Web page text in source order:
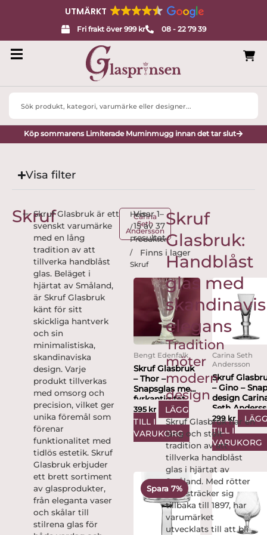
UTMÄRKT
Fri frakt över 999 kr 08 - 22 79 39
Search
Köp sommarens Limiterade Muminmugg innan det tar slut
Visa filter
SkrufSkruf Glasbruk är ett
svenskt varumärke
med en lång
tradition av att
tillverka handblåst
glas. Beläget i
hjärtat av Småland,
är Skruf Glasbruk
känt för sitt
skickliga hantverk
och sin
minimalistiska,
skandinaviska
design. Varje
produkt tillverkas
med omsorg och
precision, vilket ger
unika föremål som
förenar
funktionalitet med
tidlös estetik. Skruf
Glasbruk erbjuder
ett brett sortiment
av glasprodukter,
från eleganta vaser
och skålar till
stilrena glas för
Carina
Seth
Andersson
Hem
/
Produkter
/
Skruf
Visar 1–
15 av 37
resultat
Bengt Edenfalk
Skruf Glasbruk
– Thor –
Snapsglas med
fyrkantig fot
Design...
395 kr
LÄGG
TILL I
VARUKORG
Carina Seth
Andersson
Skruf
– Gino –
design
Seth
299 kr
TILL I
VARUKORG
Spara 7%
Det
ursprungliga
var:
700 kr.
Det
nuvarande
priset
är:
649 kr.
Skruf
Glasbruk:
Handblåst
glas med
elegans
Tradition
möter
modern
design
Skruf Glasbruk har en
lång och stolt
tradition av att
tillverka handblåst
glas i hjärtat av
Småland. Med rötter
som sträcker sig
tillbaka till 1897, har
varumärket
utvecklats till att bli